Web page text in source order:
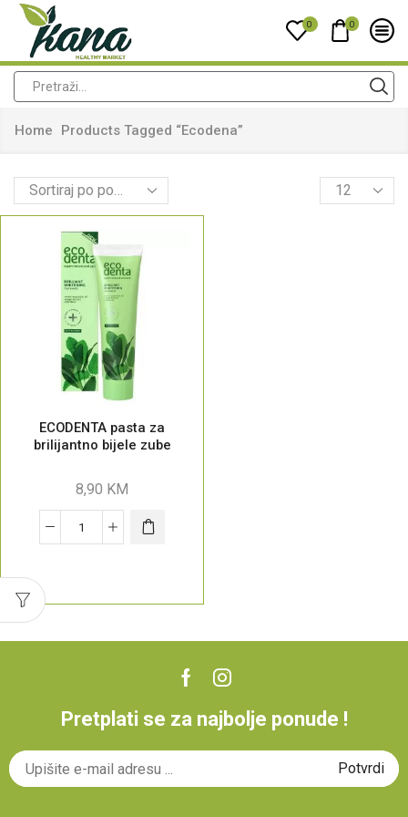
0 0
Home Products Tagged “ecodena”
ECODENTA pasta za
brilijantno bijele zube
8,90 KM
Pretplati se za najbolje ponude !